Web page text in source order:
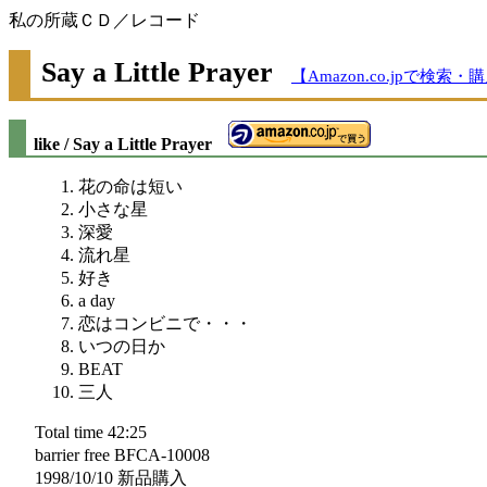
私の所蔵ＣＤ／レコード
Say a Little Prayer 【Amazon.co.jpで検索・
like / Say a Little Prayer
花の命は短い
小さな星
深愛
流れ星
好き
a day
恋はコンビニで・・・
いつの日か
BEAT
三人
Total time 42:25
barrier free BFCA-10008
1998/10/10 新品購入